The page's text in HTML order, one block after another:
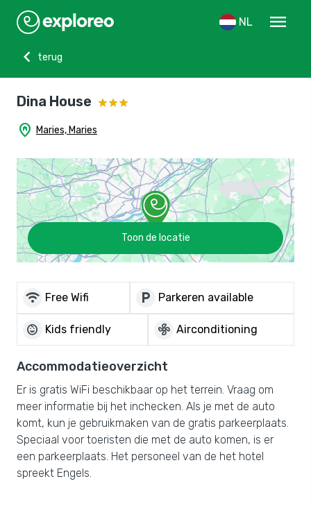
NL
menu
chevron_left
terug
Dina House
home_pin Maries, Maries
Toon de locatie
wifi Free Wifi local_parking Parkeren available
child_care Kids friendly mode_fan Airconditioning
Accommodatieoverzicht
Er is gratis WiFi beschikbaar op het terrein. Vraag om
meer informatie bij het inchecken. Als je met de auto
komt, kun je gebruikmaken van de gratis parkeerplaats.
Speciaal voor toeristen die met de auto komen, is er
een parkeerplaats. Het personeel van de het hotel
spreekt Engels.